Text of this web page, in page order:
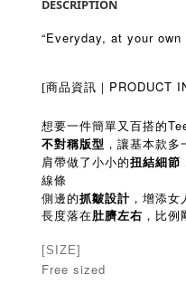
DESCRIPTION
“Everyday, at your own
[商品資訊｜ PRODUCT
想要一件簡單又百搭的
不對稱版型 ，讓基本款
肩帶做了小小的扭結細節
線條
側邊的抓皺設計，增添女
長度落在肚臍左右 ，比
[SIZE]
Free sized